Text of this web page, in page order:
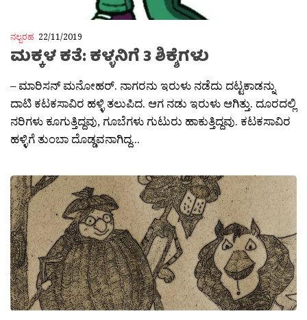
ನಲ್ಬರಹ 22/11/2019
ಮಕ್ಕಳ ಕತೆ: ಕಳ್ಳನಿಗೆ 3 ಶಿಕ್ಶೆಗಳು
– ಮಾರಿಸನ್ ಮನೋಹರ್. ನಾಗರನು ಇರುಳು ನಡೆದು ದಟ್ಟಕಾಡನ್ನು
ದಾಟಿ ಕಟಕಸಾವಿರ ಹಳ್ಳಿ ತಲುಪಿದ. ಆಗ ನಡು ಇರುಳು ಆಗಿತ್ತು. ದೂರದಲ್ಲಿ
ನರಿಗಳು ಕೂಗುತ್ತಿದ್ದವು, ಗೂಬೆಗಳು ಗುಟುರು ಹಾಕುತ್ತಿದ್ದವು. ಕಟಕಸಾವಿರ
ಹಳ್ಳಿಗೆ ತುಂಬಾ ದೊಡ್ಡವನಾಗಿದ್ದ...